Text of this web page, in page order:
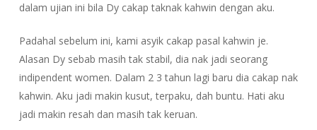
dalam ujian ini bila Dy cakap taknak kahwin dengan aku.
Padahal sebelum ini, kami asyik cakap pasal kahwin je.
Alasan Dy sebab masih tak stabil, dia nak jadi seorang
indipendent women. Dalam 2 3 tahun lagi baru dia cakap nak
kahwin. Aku jadi makin kusut, terpaku, dah buntu. Hati aku
jadi makin resah dan masih tak keruan.